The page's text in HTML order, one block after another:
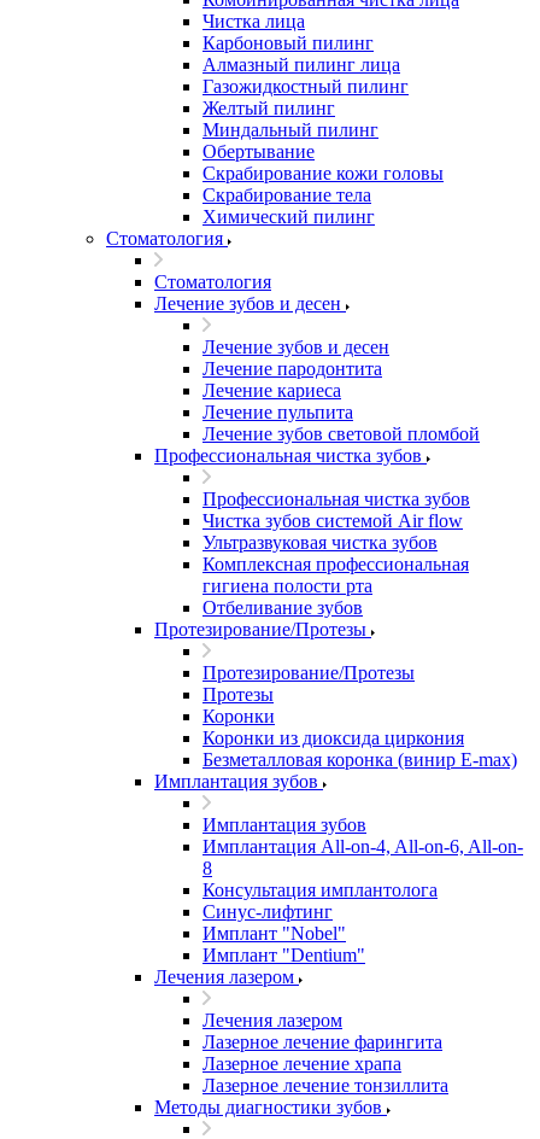
Чистка лица
Карбоновый пилинг
Алмазный пилинг лица
Газожидкостный пилинг
Желтый пилинг
Миндальный пилинг
Обертывание
Скрабирование кожи головы
Скрабирование тела
Химический пилинг
Стоматология
Стоматология
Лечение зубов и десен
Лечение зубов и десен
Лечение пародонтита
Лечение кариеса
Лечение пульпита
Лечение зубов световой пломбой
Профессиональная чистка зубов
Профессиональная чистка зубов
Чистка зубов системой Air flow
Ультразвуковая чистка зубов
Комплексная профессиональная
гигиена полости рта
Отбеливание зубов
Протезирование/Протезы
Протезирование/Протезы
Протезы
Коронки
Коронки из диоксида циркония
Безметалловая коронка (винир E-max)
Имплантация зубов
Имплантация зубов
Имплантация All-on-4, All-on-6, All-on-
8
Консультация имплантолога
Синус-лифтинг
Имплант "Nobel"
Имплант "Dentium"
Лечения лазером
Лечения лазером
Лазерное лечение фарингита
Лазерное лечение храпа
Лазерное лечение тонзиллита
Методы диагностики зубов